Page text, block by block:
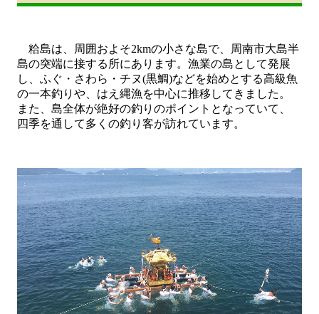
粭島は、周囲およそ2kmの小さな島で、周南市大島半
島の突端に接する所にあります。漁業の島として発展
し、ふぐ・さわら・チヌ(黒鯛)などを始めとする高級魚
の一本釣りや、はえ縄漁を中心に推移してきました。
また、島全体が絶好の釣りのポイントとなっていて、
四季を通して多くの釣り客が訪れています。